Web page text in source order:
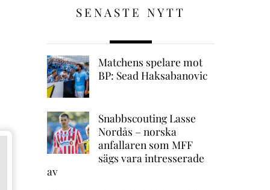
SENASTE NYTT
Matchens spelare mot
BP: Sead Haksabanovic
Snabbscouting Lasse
Nordås – norska
anfallaren som MFF
sägs vara intresserade
av